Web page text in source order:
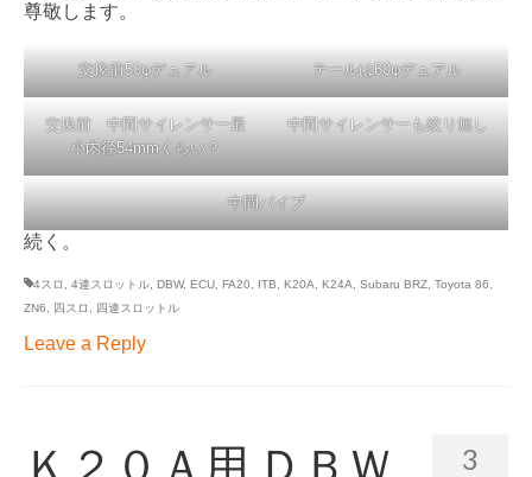
尊敬します。
交換前50φデュアル テールは60φデュアル
交換前 中間サイレンサー最
小内径54mmくらい？
中間サイレンサーも絞り無し
中間パイプ
続く。
4スロ , 4連スロットル, DBW, ECU, FA20, ITB, K20A, K24A, Subaru BRZ, Toyota 86,
ZN6, 四スロ , 四連スロットル
Leave a Reply
3
Ｋ２０Ａ用 ＤＢＷ